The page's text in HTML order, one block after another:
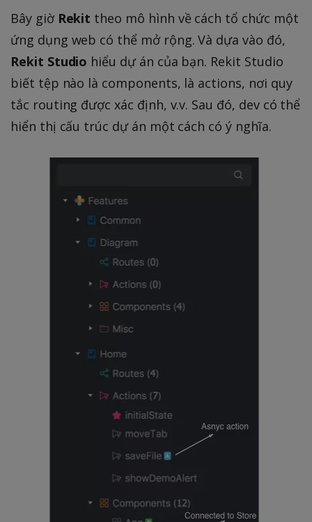
Bây giờ Rekit theo mô hình về cách tổ chức một
ứng dụng web có thể mở rộng. Và dựa vào đó,
Rekit Studio hiểu dự án của bạn. Rekit Studio
biết tệp nào là components, là actions, nơi quy
tắc routing được xác định, v.v. Sau đó, dev có thể
hiển thị cấu trúc dự án một cách có ý nghĩa.